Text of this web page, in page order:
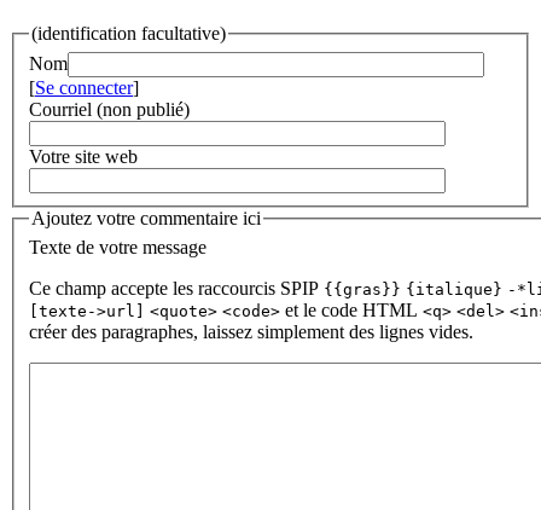
(identification facultative)
Nom
[Se connecter]
Courriel (non publié)
Votre site web
Ajoutez votre commentaire ici
Texte de votre message
Ce champ accepte les raccourcis SPIP {{gras}} {italique} -
[texte->url] <quote> <code> et le code HTML <q> <del>
créer des paragraphes, laissez simplement des lignes vides.